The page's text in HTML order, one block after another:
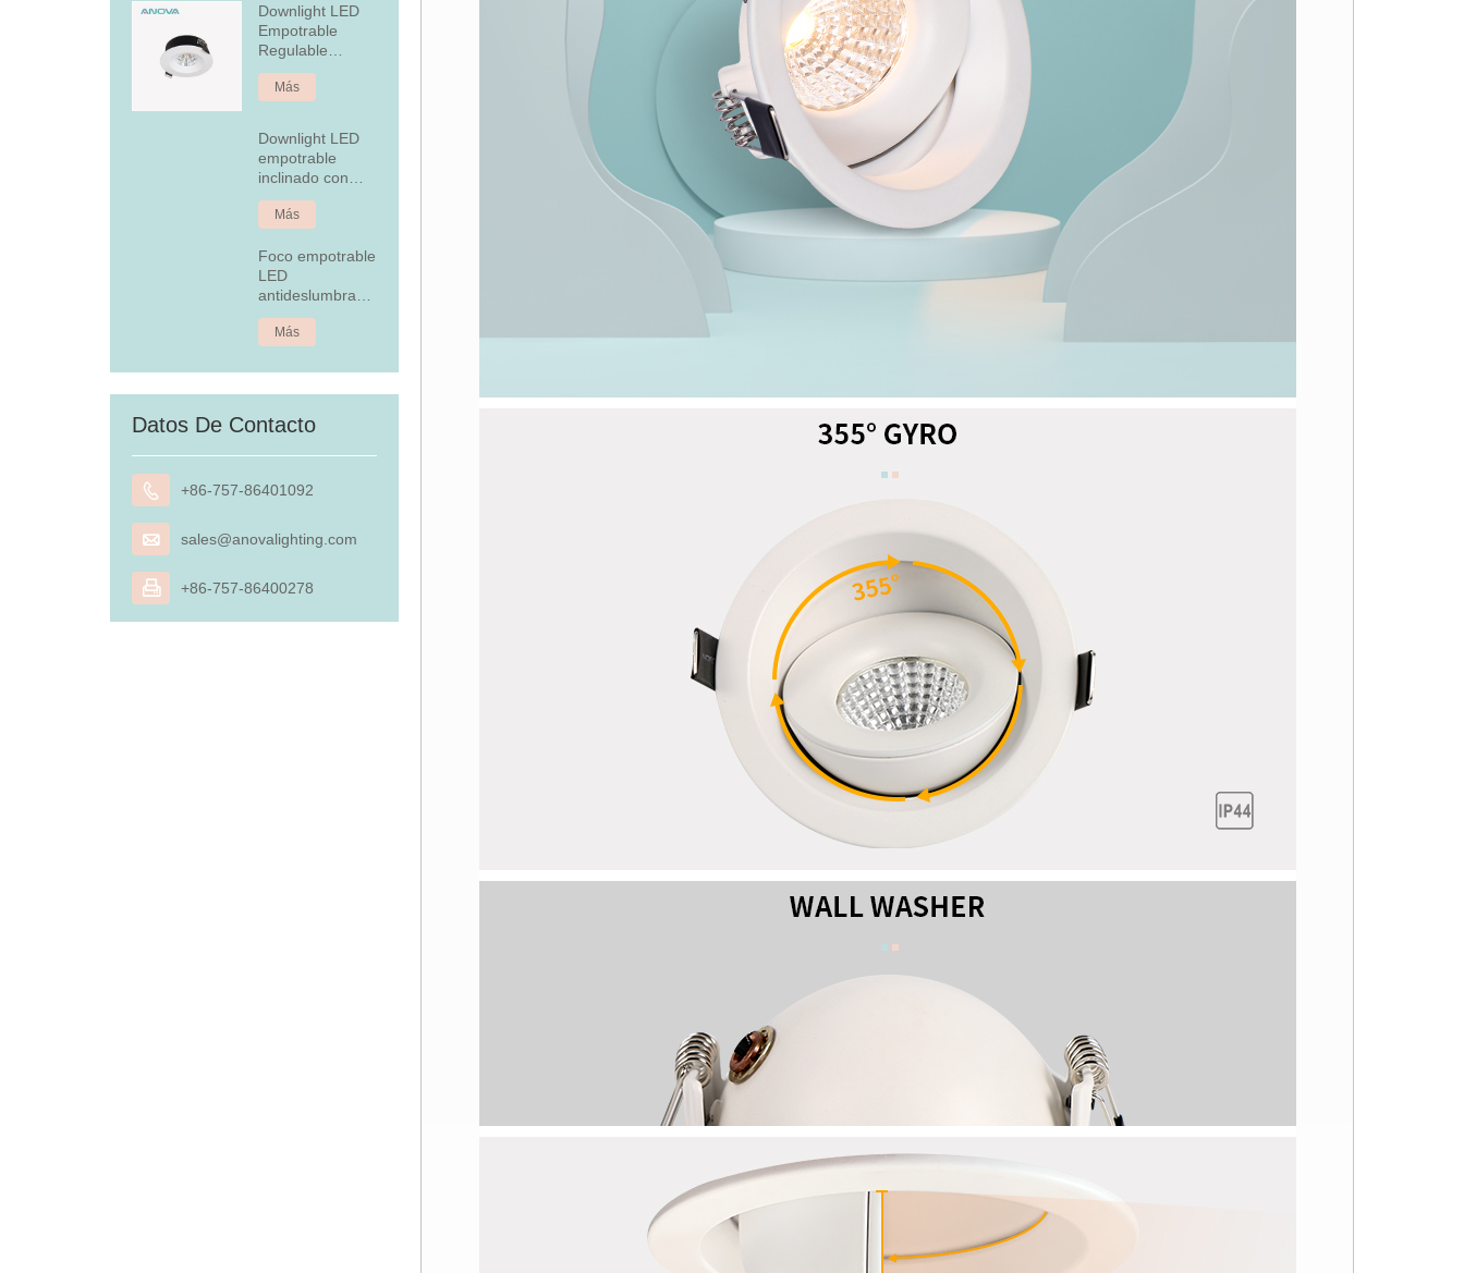
Downlight LED
Empotrable
Regulable
Aluminio 7W Fijo
Más
Downlight LED
empotrable
inclinado con
cubierta
posterior
Más
Foco empotrable
LED
antideslumbrante
de 4,5 W
Más
Datos De Contacto
 +86-757-86401092
 sales@anovalighting.com
 +86-757-86400278